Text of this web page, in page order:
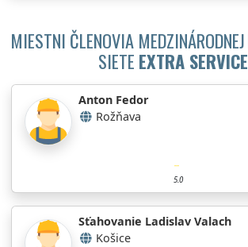
MIESTNI ČLENOVIA
SIETE EXTRA
Anton Fedor
Rožňava
5.0
Sťahovanie Ladislav Valach
Košice